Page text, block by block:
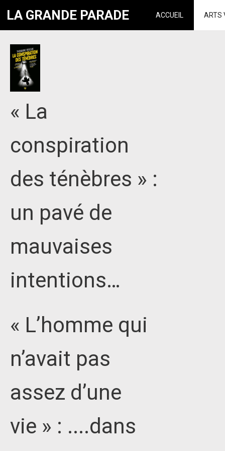
LA GRANDE PARADE ACCUEIL ARTS
« La
conspiration
des ténèbres » :
un pavé de
mauvaises
intentions…
« L’homme qui
n’avait pas
assez d’une
vie » : ....dans